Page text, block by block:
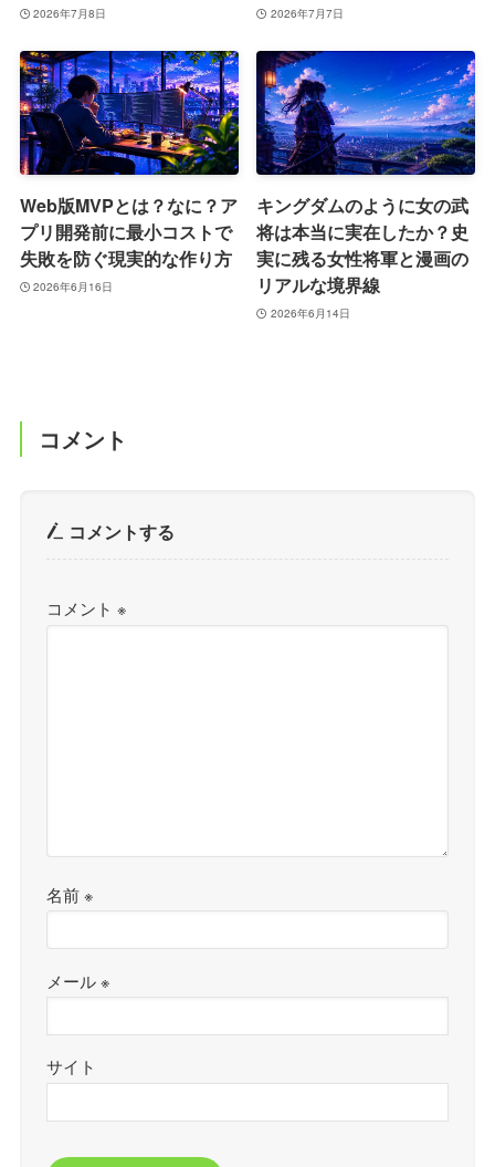
2026年7月8日 2026年7月7日
Web版MVPとは？なに？ア
プリ開発前に最小コストで
失敗を防ぐ現実的な作り方
2026年6月16日
キングダムのように女の武
将は本当に実在したか？史
実に残る女性将軍と漫画の
リアルな境界線
2026年6月14日
コメント
コメントする
コメント※
名前※
メール※
サイト